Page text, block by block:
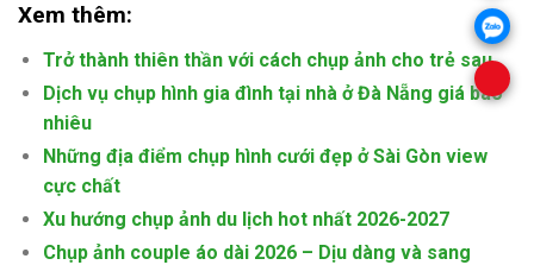
Xem thêm:
Trở thành thiên thần với cách chụp ảnh cho trẻ sau
Dịch vụ chụp hình gia đình tại nhà ở Đà Nẵng giá bao
nhiêu
Những địa điểm chụp hình cưới đẹp ở Sài Gòn view
cực chất
Xu hướng chụp ảnh du lịch hot nhất 2026-2027
Chụp ảnh couple áo dài 2026 – Dịu dàng và sang